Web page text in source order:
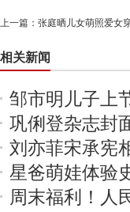
上一篇： 张庭晒儿女萌照爱女
相关新闻
邹市明儿子上
巩俐登杂志封
刘亦菲宋承宪
星爸萌娃体验
周末福利！人